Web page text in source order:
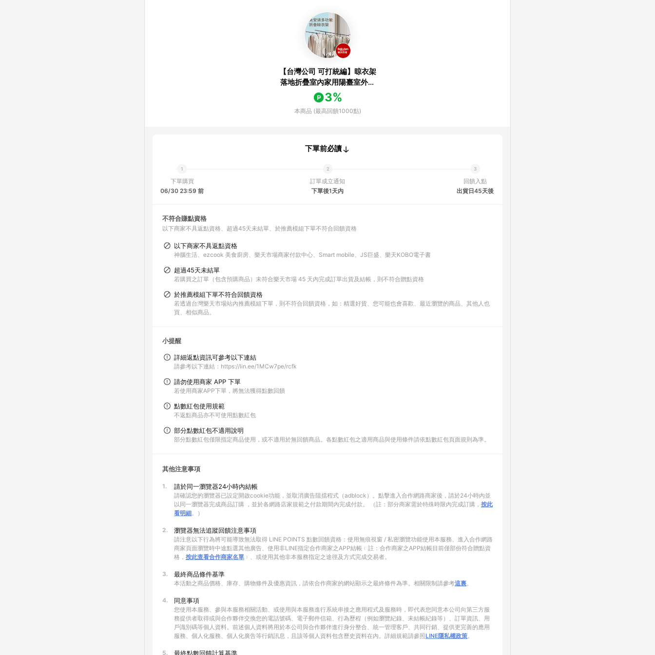
【台灣公司 可打統編】晾衣架
落地折疊室內家用陽臺室外防
風加粗加厚曬衣桿可移動曬被
子
3%
本商品 (最高回饋1000點)
下單前必讀
下單購買
06/30 23:59 前
訂單成立通知
下單後1天內
回饋入點
出貨日45天後
不符合賺點資格
以下商家不具返點資格 超過45天未結單 於推薦模組下單不符合回饋資格
以下商家不具返點資格
神腦生活、ezcook 美食廚房、樂天市場商家付款中心、Smart mobile、JS巨盛、樂天KOBO電子書
超過45天未結單
若購買之訂單（包含預購商品）未符合樂天市場 45 天內完成訂單出貨及結帳，則不符合贈點資格
於推薦模組下單不符合回饋資格
若透過台灣樂天市場站內推薦模組下單，則不符合回饋資格，如：精選好貨、您可能也會喜歡、最近瀏覽的商品、其他人也
買、相似商品。
小提醒
詳細返點資訊可參考以下連結
請參考以下連結：https://lin.ee/1MCw7pe/rcfk
請勿使用商家 APP 下單
若使用商家APP下單，將無法獲得點數回饋
點數紅包使用規範
不返點商品亦不可使用點數紅包
部分點數紅包不適用說明
部分點數紅包僅限指定商品使用，或不適用於無回饋商品。各點數紅包之適用商品與使用條件請依點數紅包頁面規則為準。
其他注意事項
1. 請於同一瀏覽器24小時內結帳
請確認您的瀏覽器已設定開啟cookie功能，並取消廣告阻擋程式（adblock）。點擊進入合作網路商家後，請於24小時內並
以同一瀏覽器完成商品訂購 ，並於各網路店家規範之付款期間內完成付款。 （註：部分商家需於特殊時限內完成訂購， 按此
看明細。）
2. 瀏覽器無法追蹤回饋注意事項
請注意以下行為將可能導致無法取得 LINE POINTS 點數回饋資格：使用無痕視窗 / 私密瀏覽功能使用本服務、進入合作網路
商家頁面瀏覽時中途點選其他廣告、使用非LINE指定合作商家之APP結帳﹙註：合作商家之APP結帳目前僅部份符合贈點資
格， 按此查看合作商家名單 ﹚、或使用其他非本服務指定之途徑及方式完成交易者。
3. 最終商品條件基準
本活動之商品價格、庫存、購物條件及優惠資訊，請依合作商家的網站顯示之最終條件為準。相關限制請參考這裏。
4. 同意事項
您使用本服務、參與本服務相關活動、或使用與本服務進行系統串接之應用程式及服務時，即代表您同意本公司向第三方服
務提供者取得或與合作夥伴交換您的電話號碼、電子郵件信箱、行為歷程（例如瀏覽紀錄、未結帳紀錄等）、訂單資訊、用
戶識別碼等個人資料。前述個人資料將用於本公司與合作夥伴進行身分整合、統一管理客戶、共同行銷、提供更完善的應用
服務、個人化服務、個人化廣告等行銷訊息，且該等個人資料包含歷史資料在內。詳細規範請參照LINE隱私權政策。
5. 最終點數回饋計算基準